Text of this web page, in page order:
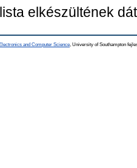
elkészültének
and Computer Science , University of Southampton